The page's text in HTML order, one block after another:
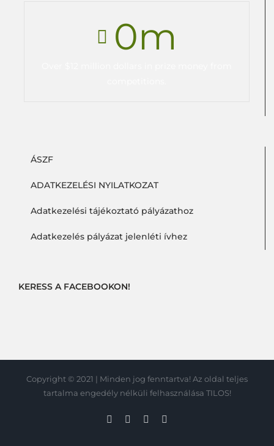
0m
ÁSZF
ADATKEZELÉSI NYILATKOZAT
Adatkezelési tájékoztató pályázathoz
Adatkezelés pályázat jelenléti ívhez
KERESS A FACEBOOKON!
Copyright © 2021 | Minden jog fenntartva! Az oldal teljes
tartalma engedély nélküli felhasználása TILOS!
Facebook
Skype Instagram